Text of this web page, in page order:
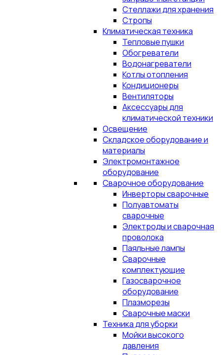
Стеллажи для хранения
Стропы
Климатическая техника
Тепловые пушки
Обогреватели
Водонагреватели
Котлы отопления
Кондиционеры
Вентиляторы
Аксессуары для
климатической техники
Освещение
Складское оборудование и
материалы
Электромонтажное
оборудование
Сварочное оборудование
Инверторы сварочные
Полуавтоматы
сварочные
Электроды и сварочная
проволока
Паяльные лампы
Сварочные
комплектующие
Газосварочное
оборудование
Плазморезы
Сварочные маски
Техника для уборки
Мойки высокого
давления